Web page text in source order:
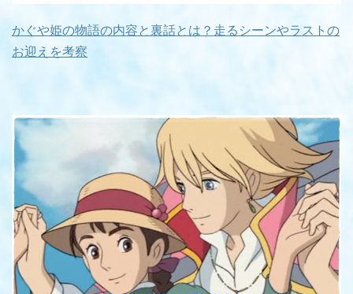
かぐや姫の物語の内容と裏話とは？走るシーンやラストの
お迎えを考察